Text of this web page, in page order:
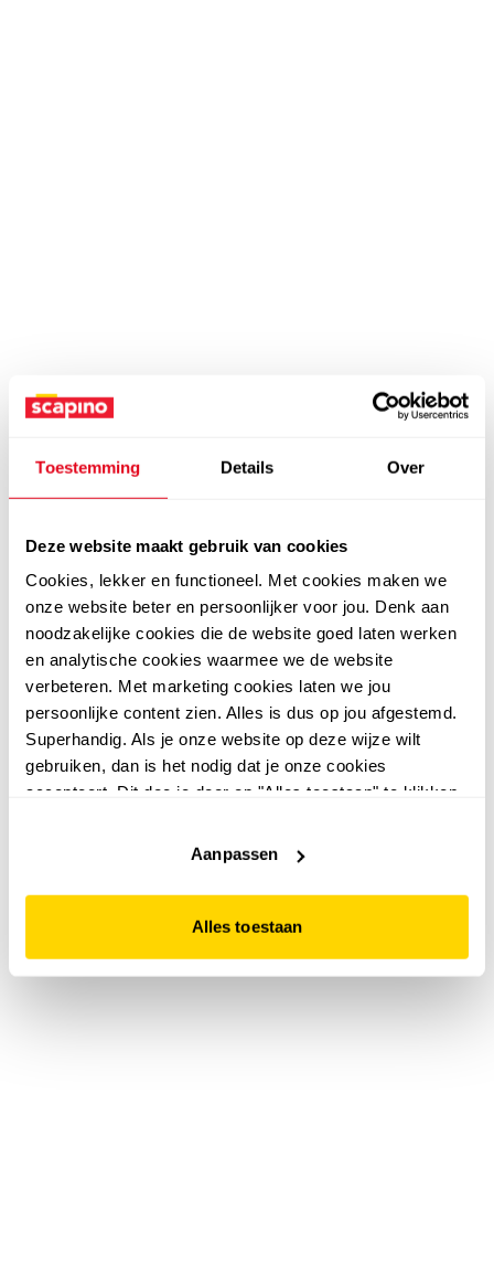
Toestemming Details Over
Deze website maakt gebruik van cookies
Cookies, lekker en functioneel. Met cookies maken we
onze website beter en persoonlijker voor jou. Denk aan
noodzakelijke cookies die de website goed laten werken
en analytische cookies waarmee we de website
verbeteren. Met marketing cookies laten we jou
persoonlijke content zien. Alles is dus op jou afgestemd.
Superhandig. Als je onze website op deze wijze wilt
gebruiken, dan is het nodig dat je onze cookies
accepteert. Dit doe je door op "Alles toestaan" te klikken.
website niet optimaal functioneert.
Aanpassen
Alles toestaan